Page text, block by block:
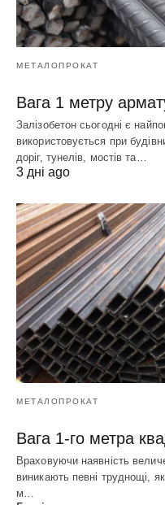
МЕТАЛОПРОКАТ
Вага 1 метру
Залізобетон сьогодні є
використовується при
доріг, тунелів, мостів та…
3 дні ago
МЕТАЛОПРОКАТ
Вага 1-го метра
Враховуючи наявність
виникають певні труднощі,
м…